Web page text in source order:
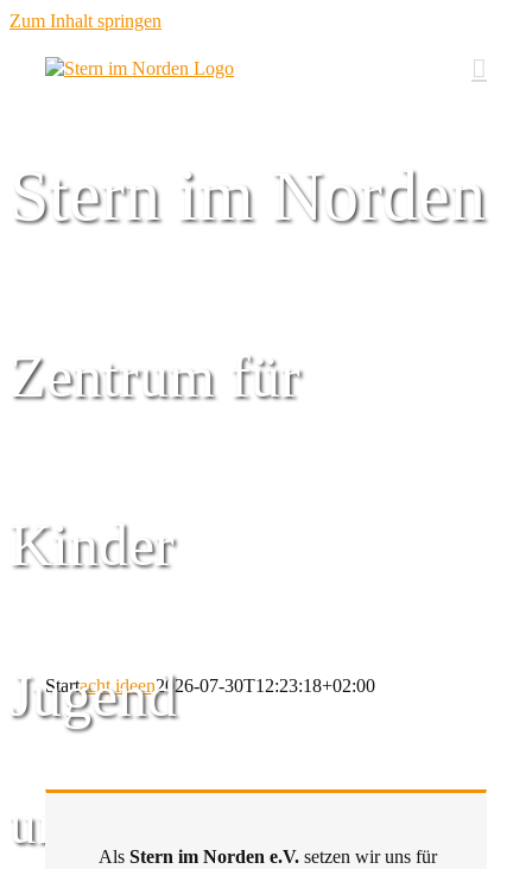
Zum Inhalt springen
Stern im Norden
Zentrum für
Kinder
Jugend
und Familie
Startacht ideen2026-07-30T12:23:18+02:00
Als Stern im Norden e.V. setzen wir uns für